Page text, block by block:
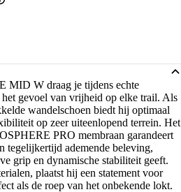
W draag je tijdens echte
gevoel van vrijheid op elke trail. Als
wandelschoen biedt hij optimaal
op zeer uiteenlopend terrein. Het
PRO membraan garandeert
tegelijkertijd ademende beleving,
grip en dynamische stabiliteit geeft.
plaatst hij een statement voor
als de roep van het onbekende lokt.